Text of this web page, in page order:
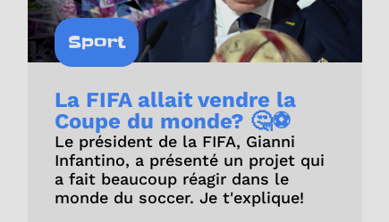
Sport
La FIFA allait vendre la
Coupe du monde? 🤔⚽
Le président de la FIFA, Gianni
Infantino, a présenté un projet qui
a fait beaucoup réagir dans le
monde du soccer. Je t'explique!